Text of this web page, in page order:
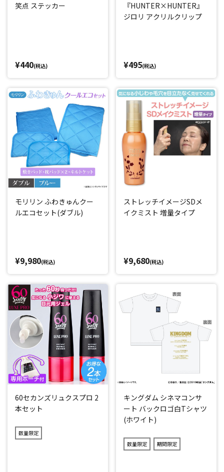
笑点 ステッカー
¥440(税込)
『HUNTER×HUNTER』
ジロリ アクリルクリップ
¥495(税込)
モリリン ふわきゅんクー
ルエコセット(ダブル)
¥9,980(税込)
ストレッチイメージSDメ
イクミスト 増量タイプ
¥9,680(税込)
60セカンズリュクスプロ 2
本セット
数量限定
キングダム シネマコンサ
ート バックロゴ白Tシャツ
(ホワイト)
数量限定 期間限定